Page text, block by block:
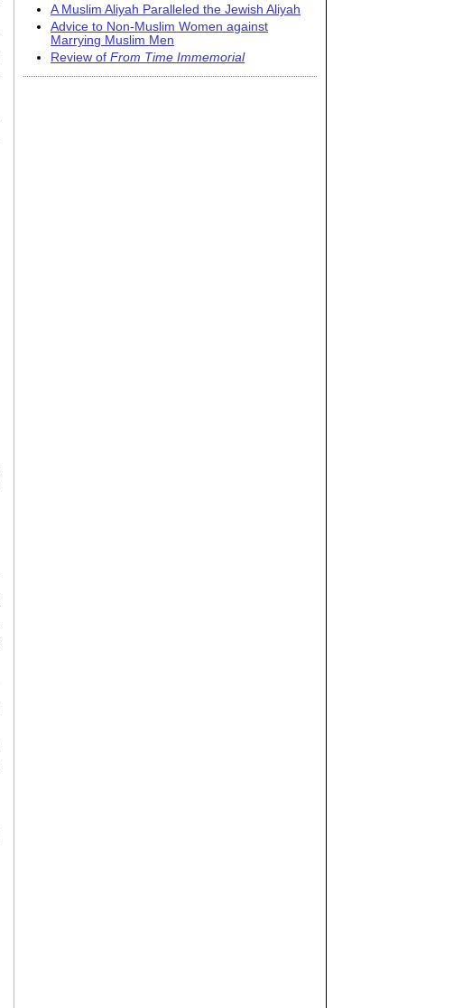
A Muslim Aliyah Paralleled the Jewish Aliyah
Advice to Non-Muslim Women against
Marrying Muslim Men
Review of From Time Immemorial